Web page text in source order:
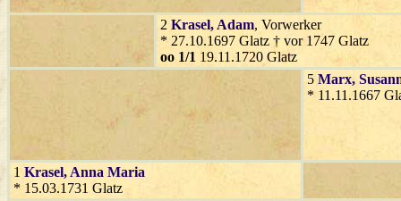
2 Krasel, Adam, Vorwerker
* 27.10.1697 Glatz † vor 1747 Glatz
oo 1/1 19.11.1720 Glatz
5 Marx,
* 11.11.1667
1 Krasel, Anna Maria
* 15.03.1731 Glatz